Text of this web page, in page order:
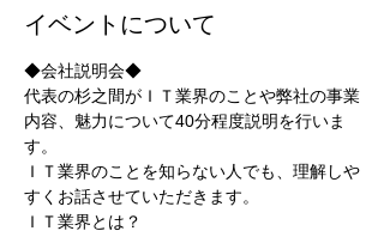
イベントについて
◆会社説明会◆
代表の杉之間がＩＴ業界のことや弊社の事業
内容、魅力について40分程度説明を行いま
す。
ＩＴ業界のことを知らない人でも、理解しや
すくお話させていただきます。
ＩＴ業界とは？